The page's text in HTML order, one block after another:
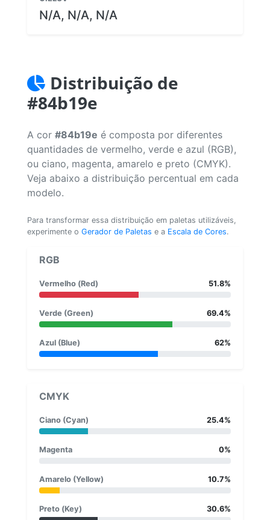
N/A, N/A, N/A
Distribuição de
#84b19e
A cor #84b19e é composta por diferentes
quantidades de vermelho, verde e azul (RGB),
ou ciano, magenta, amarelo e preto (CMYK).
Veja abaixo a distribuição percentual em cada
modelo.
Para transformar essa distribuição em paletas utilizáveis,
experimente o Gerador de Paletas e a Escala de Cores.
RGB
Vermelho (Red) 51.8%
Verde (Green) 69.4%
Azul (Blue) 62%
CMYK
Ciano (Cyan) 25.4%
Magenta 0%
Amarelo (Yellow) 10.7%
Preto (Key) 30.6%